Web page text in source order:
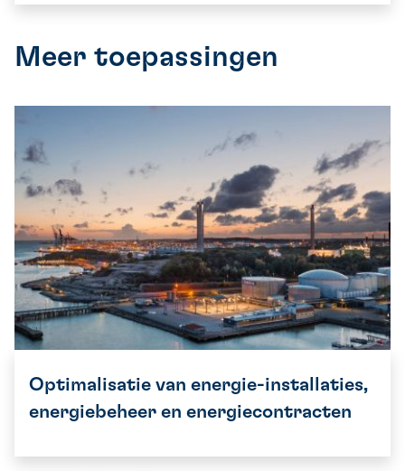
Meer toepassingen
Optimalisatie van energie-installaties,
energiebeheer en energiecontracten